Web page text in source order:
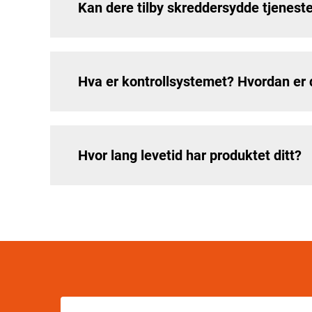
Kan dere tilby skreddersydde
Hva er kontrollsystemet? Hvordan er
Hvor lang levetid har produktet ditt?